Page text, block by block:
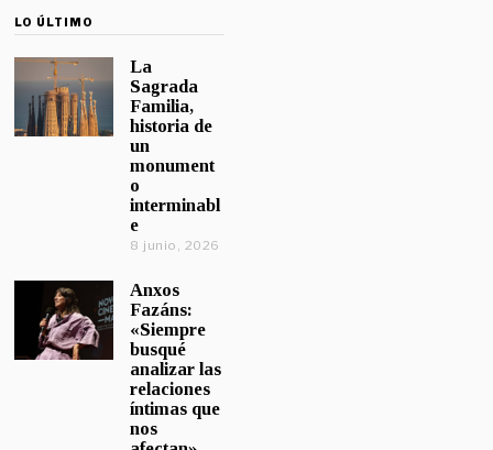
LO ÚLTIMO
La
Sagrada
Familia,
historia de
un
monument
o
interminabl
e
8 junio, 2026
Anxos
Fazáns:
«Siempre
busqué
analizar las
relaciones
íntimas que
nos